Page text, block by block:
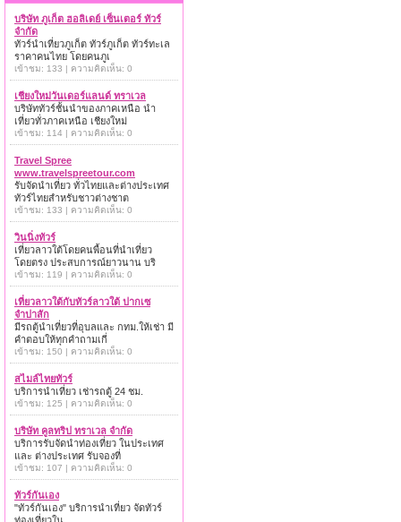
บริษัท ภูเก็ต ฮอลิเดย์ เซ็นเตอร์ ทัวร์
จำกัด
ทัวร์นำเที่ยวภูเก็ต ทัวร์ภูเก็ต ทัวร์ทะเล
ราคาคนไทย โดยคนภูเ
เข้าชม: 133 | ความคิดเห็น: 0
เชียงใหม่วันเดอร์แลนด์ ทราเวล
บริษัททัวร์ชั้นนำของภาคเหนือ นำ
เที่ยวทั่วภาคเหนือ เชียงใหม่
เข้าชม: 114 | ความคิดเห็น: 0
Travel Spree
www.travelspreetour.com
รับจัดนำเที่ยว ทั่วไทยและต่างประเทศ
ทัวร์ไทยสำหรับชาวต่างชาต
เข้าชม: 133 | ความคิดเห็น: 0
วินนิ่งทัวร์
เที่ยวลาวใต้โดยคนพื้อนที่นำเที่ยว
โดยตรง ประสบการณ์ยาวนาน บริ
เข้าชม: 119 | ความคิดเห็น: 0
เที่ยวลาวใต้กับทัวร์ลาวใต้ ปากเซ
จำปาสัก
มีรถตู้นำเที่ยวที่อุบลและ กทม.ให้เช่า มี
คำตอบให้ทุกคำถามเกี่
เข้าชม: 150 | ความคิดเห็น: 0
สไมล์ไทยทัวร์
บริการนำเที่ยว เช่ารถตู้ 24 ชม.
เข้าชม: 125 | ความคิดเห็น: 0
บริษัท คูลทริป ทราเวล จำกัด
บริการรับจัดนำท่องเที่ยว ในประเทศ
และ ต่างประเทศ รับจองที่
เข้าชม: 107 | ความคิดเห็น: 0
ทัวร์กันเอง
"ทัวร์กันเอง" บริการนำเที่ยว จัดทัวร์